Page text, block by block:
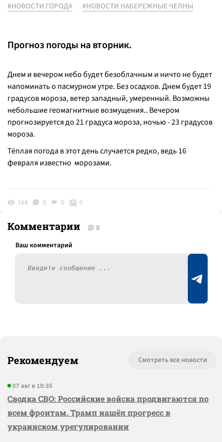
#НОВОСТИ ГОРОДА
#НОВОСТИ НАБЕРЕЖНЫЕ ЧЕЛНЫ
Прогноз погоды на вторник.
Днем и вечером небо будет безоблачным и ничто не будет
напоминать о пасмурном утре. Без осадков. Днем будет 19
градусов мороза, ветер западный, умеренный. Возможны
небольшие геомагнитные возмущения.. Вечером
прогнозируется до 21 градуса мороза, ночью - 23 градусов
мороза.
Тёплая погода в этот день случается редко, ведь 16
февраля известно морозами.
164 0 0 0
Комментарии 0
Рекомендуем Смотреть все новости
07 авг в 10:35
Сводка СВО: Российские войска продвигаются по
всем фронтам, Трамп нашёл прогресс в
украинском урегулировании